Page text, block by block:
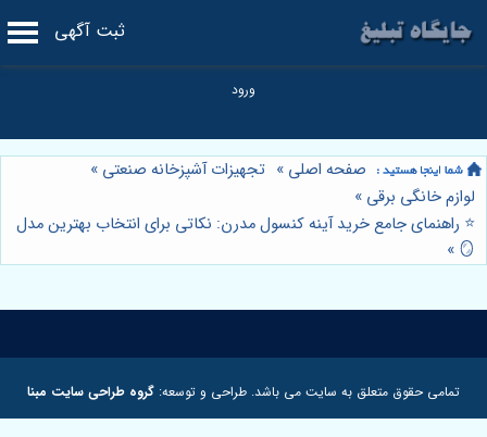
ثبت آگهی
صفحه اصلی » تجهیزات آشپزخانه صنعتی »
لوازم خانگی برقی »
⭐️ راهنمای جامع خرید آینه کنسول مدرن: نکاتی برای انتخاب بهترین مدل
🪞
»
تمامی حقوق متعلق به سایت می باشد. طراحی و توسعه: گروه طراحی سایت مبنا